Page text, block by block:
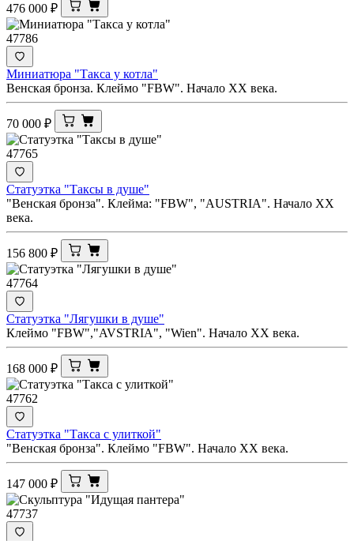
476 000 ₽
47786
Миниатюра "Такса у котла"
Венская бронза. Клеймо "FBW". Начало ХХ века.
70 000 ₽
47765
Статуэтка "Таксы в душе"
"Венская бронза". Клейма: "FBW", "AUSTRIA". Начало ХХ
века.
156 800 ₽
47764
Статуэтка "Лягушки в душе"
Клеймо "FBW","AVSTRIA", "Wien". Начало ХХ века.
168 000 ₽
47762
Статуэтка "Такса с улиткой"
"Венская бронза". Клеймо "FBW". Начало ХХ века.
147 000 ₽
47737